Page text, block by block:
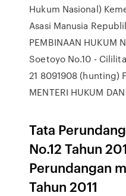
Hukum Nasional)
Asasi Manusia
PEMBINAAN HUKUM
Soetoyo No.10 -
21 8091908 (hunting)
MENTERI HUKUM
Tata
No.12 Tahun
Perundangan
Tahun 2011